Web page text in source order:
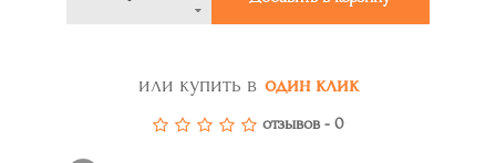
или купить в один клик
отзывов - 0